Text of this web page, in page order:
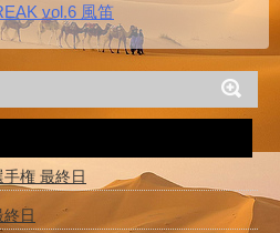
vol.6 風笛
権 最終日
日